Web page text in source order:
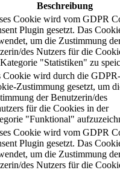
Beschreibung
Cookie wird vom GDPR
Plugin gesetzt. Das
um die Zustimmung
des Nutzers für die
"Statistiken" zu
Cookie wird durch die GDPR-
Zustimmung gesetzt, um
der Benutzerin/des
für die Cookies in der
"Funktional"
Cookie wird vom GDPR
Plugin gesetzt. Das
um die Zustimmung
des Nutzers für die